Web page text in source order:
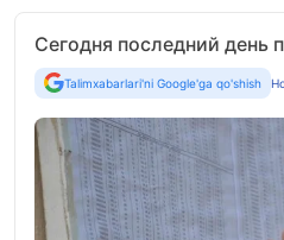
Сегодня последний день
Talimxabarlari'ni Google'ga qo'shish